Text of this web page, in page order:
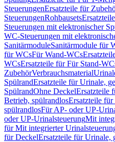
SteuerungenErsatzteile für
SteuerungenRohbausets
Steuerungen mit elektronischer
WC-Steuerungen mit
SanitärmoduleSanitärmodule für
für WCsFür Wand-WCs
WCsErsatzteile für Für Stand-
ZubehörVerbrauchsmaterial
SpülrandErsatzteile für Urinale,
SpülrandOhne DeckelErsatzteile
Betrieb, spülrandlosErsatzteile
spülrandlosFür AP- oder UP-
oder UP-UrinalsteuerungMit
für Mit integrierter
für DeckelErsatzteile für Urinale,